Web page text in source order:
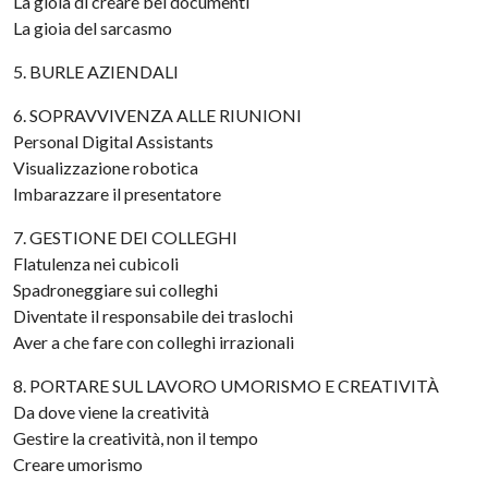
La gioia del sarcasmo
5. BURLE AZIENDALI
6. SOPRAVVIVENZA ALLE RIUNIONI
Personal Digital Assistants
Visualizzazione robotica
Imbarazzare il presentatore
7. GESTIONE DEI COLLEGHI
Flatulenza nei cubicoli
Spadroneggiare sui colleghi
Diventate il responsabile dei traslochi
Aver a che fare con colleghi irrazionali
8. PORTARE SUL LAVORO UMORISMO E CREATIVITÀ
Da dove viene la creatività
Gestire la creatività, non il tempo
Creare umorismo